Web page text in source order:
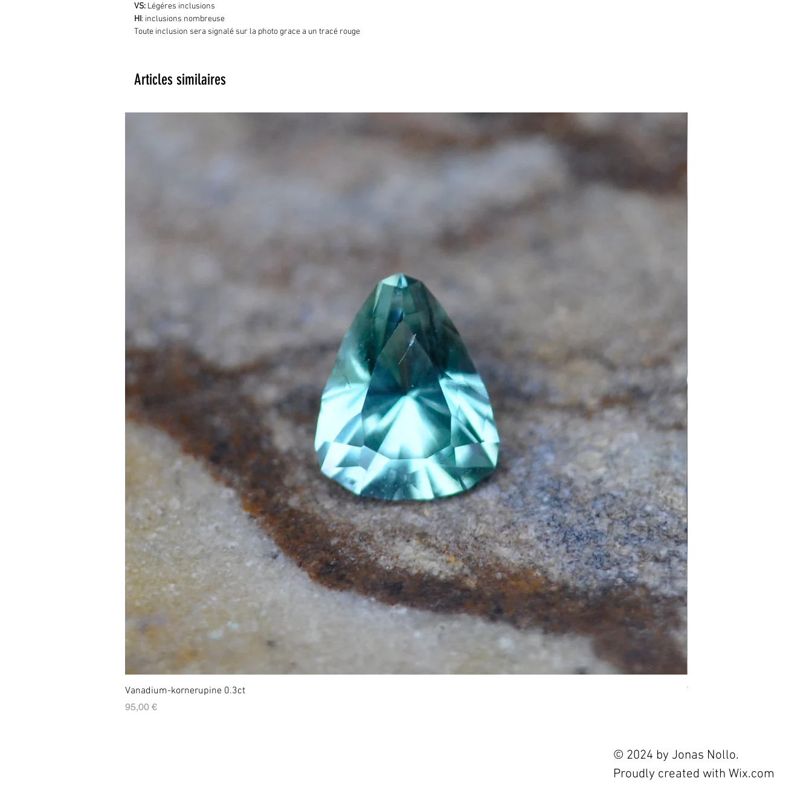
VS: Légéres inclusions
HI: inclusions nombreuse
Toute inclusion sera signalé sur la photo grace a un tracé rouge
Articles similaires
Vanadium-kornerupine 0.3ct
Prix
95,00 €
Tourmaline 2.4ct
© 2024 by Jonas Nollo.
Proudly created with Wix.com